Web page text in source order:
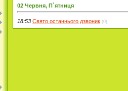
02 Червня, П`ятниця
18:53 Свято останнього дзвоник (0)